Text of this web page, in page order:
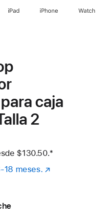
iPad iPhone Watch
caja
2
$130.50.Nota al pie
*
18 meses.